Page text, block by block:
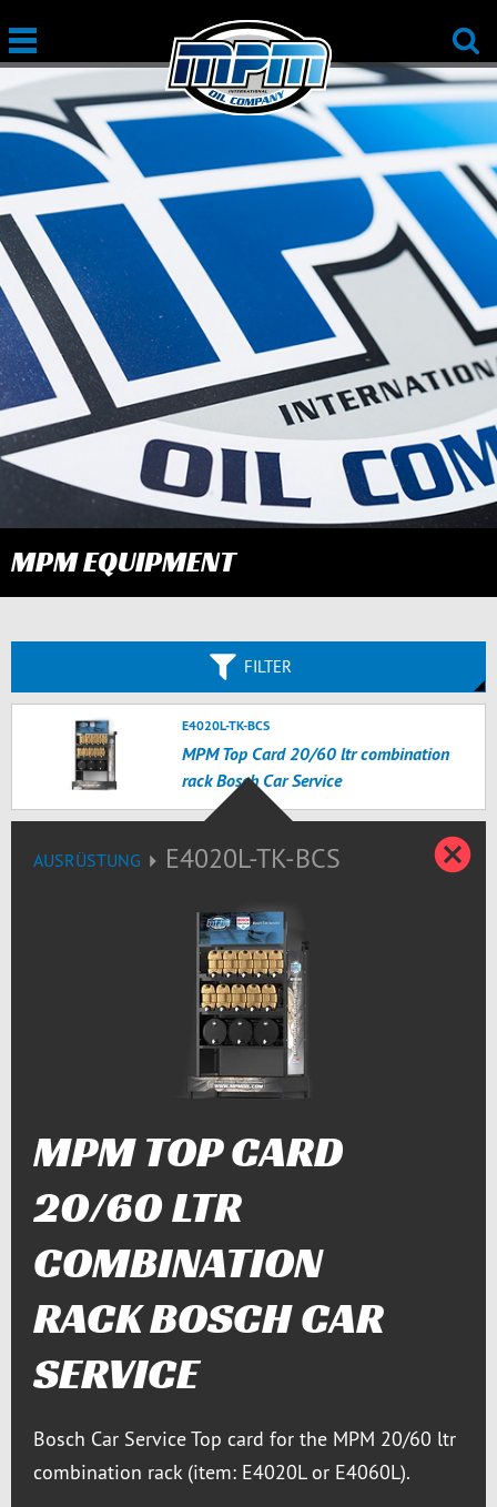
MPM EQUIPMENT
FILTER
E4020L-TK-BCS
MPM Top Card 20/60 ltr combination
rack Bosch Car Service
AUSRÜSTUNG E4020L-TK-BCS
MPM TOP CARD
20/60 LTR
COMBINATION
RACK BOSCH CAR
SERVICE
Bosch Car Service Top card for the MPM 20/60 ltr
combination rack (item: E4020L or E4060L).